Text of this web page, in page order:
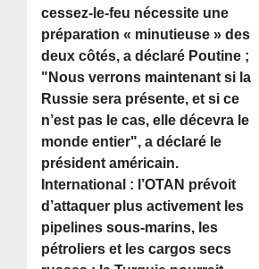
cessez-le-feu nécessite une
préparation « minutieuse » des
deux côtés, a déclaré Poutine ;
"Nous verrons maintenant si la
Russie sera présente, et si ce
n’est pas le cas, elle décevra le
monde entier", a déclaré le
président américain.
International : l’OTAN prévoit
d’attaquer plus activement les
pipelines sous-marins, les
pétroliers et les cargos secs